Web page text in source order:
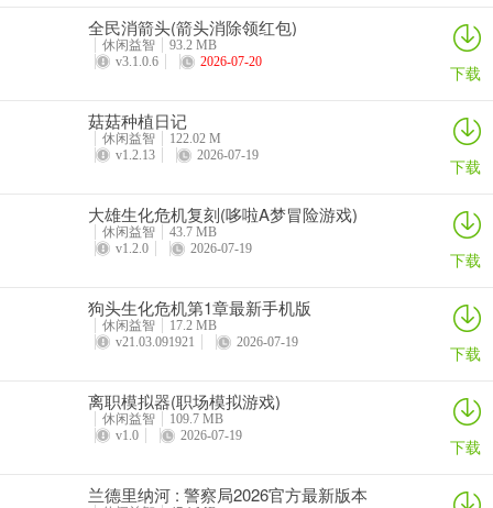
全民消箭头(箭头消除领红包)
休闲益智
93.2 MB
v3.1.0.6
2026-07-20 下载
菇菇种植日记
休闲益智
122.02 M
v1.2.13
2026-07-19 下载
大雄生化危机复刻(哆啦A梦冒险游戏)
休闲益智
43.7 MB
v1.2.0
2026-07-19 下载
狗头生化危机第1章最新手机版
休闲益智
17.2 MB
v21.03.091921
2026-07-19 下载
离职模拟器(职场模拟游戏)
休闲益智
109.7 MB
v1.0
2026-07-19 下载
兰德里纳河 : 警察局2026官方最新版本